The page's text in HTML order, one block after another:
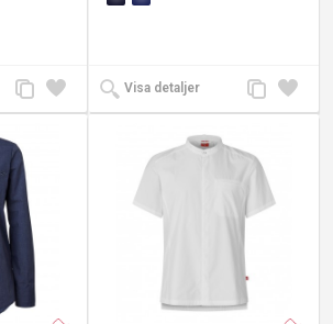
Lägg
till i
Lägg
till
Visa detaljer
Lägg
till i
Lägg
till